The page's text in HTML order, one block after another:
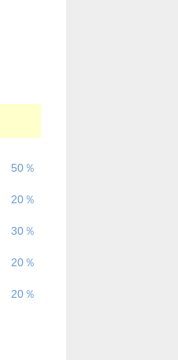
50％
20％
30％
20％
20％